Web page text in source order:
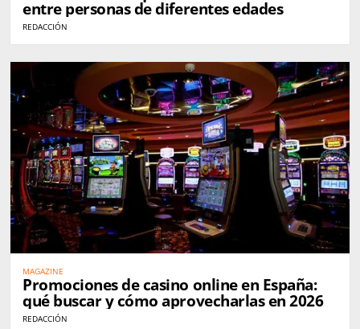
entre personas de diferentes edades
REDACCIÓN
MAGAZINE
Promociones de casino online en España:
qué buscar y cómo aprovecharlas en 2026
REDACCIÓN